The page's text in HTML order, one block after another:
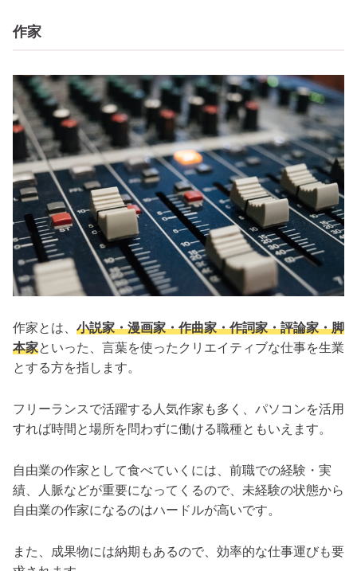
作家
作家とは、 小説家・漫画家・作曲家・作詞家・評論家・脚
本家といった、言葉を使ったクリエイティブな仕事を生業
とする方を指します。
フリーランスで活躍する人気作家も多く、パソコンを活用
すれば時間と場所を問わずに働ける職種ともいえます。
自由業の作家として食べていくには、前職での経験・実
績、人脈などが重要になってくるので、未経験の状態から
自由業の作家になるのはハードルが高いです。
また、成果物には納期もあるので、効率的な仕事運びも要